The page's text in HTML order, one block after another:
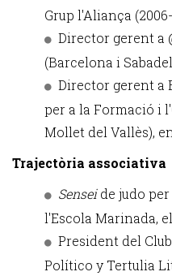
Grup l'Aliança (2006-
Director gerent a
(Barcelona i
Director gerent a
per a la Formació i
Mollet del Vallès),
Trajectòria associativa
Senseide judo
l'Escola Marinada,
President del
Político y Tertulia